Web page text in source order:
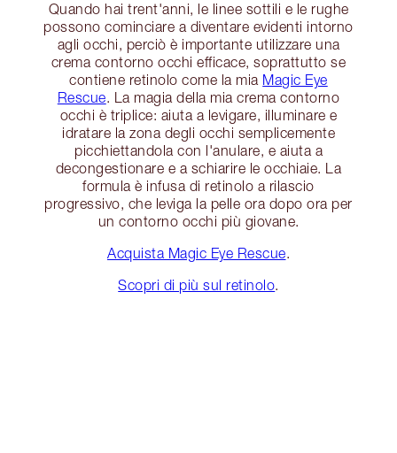
Quando hai trent'anni, le linee sottili e le rughe
possono cominciare a diventare evidenti intorno
agli occhi, perciò è importante utilizzare una
crema contorno occhi efficace, soprattutto se
contiene retinolo come la mia Magic Eye
Rescue. La magia della mia crema contorno
occhi è triplice: aiuta a levigare, illuminare e
idratare la zona degli occhi semplicemente
picchiettandola con l'anulare, e aiuta a
decongestionare e a schiarire le occhiaie. La
formula è infusa di retinolo a rilascio
progressivo, che leviga la pelle ora dopo ora per
un contorno occhi più giovane.
Acquista Magic Eye Rescue.
Scopri di più sul retinolo.